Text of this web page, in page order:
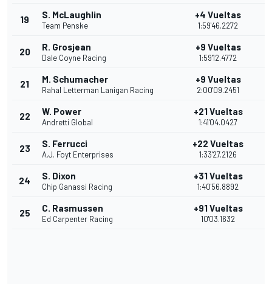
19 S. McLaughlin
Team Penske
+4 Vueltas
1:59'46.2272
20 R. Grosjean
Dale Coyne Racing
+9 Vueltas
1:59'12.4772
21 M. Schumacher
Rahal Letterman Lanigan Racing
+9 Vueltas
2:00'09.2451
22 W. Power
Andretti Global
+21 Vueltas
1:41'04.0427
23 S. Ferrucci
A.J. Foyt Enterprises
+22 Vueltas
1:33'27.2126
24 S. Dixon
Chip Ganassi Racing
+31 Vueltas
1:40'56.8892
25 C. Rasmussen
Ed Carpenter Racing
+91 Vueltas
10'03.1632